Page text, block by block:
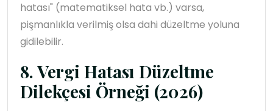
hatası" (matematiksel hata vb.) varsa,
pişmanlıkla verilmiş olsa dahi düzeltme yoluna
gidilebilir.
8. Vergi Hatası Düzeltme
Dilekçesi Örneği (2026)